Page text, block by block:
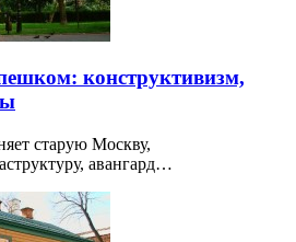
конструктивизм,
старую Москву,
авангард…